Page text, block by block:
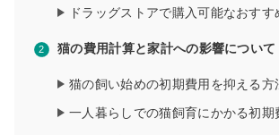
ドラッグストアで購入可能なおすす
猫の費用計算と家計への影響について
猫の飼い始めの初期費用を抑える方
一人暮らしでの猫飼育にかかる初期